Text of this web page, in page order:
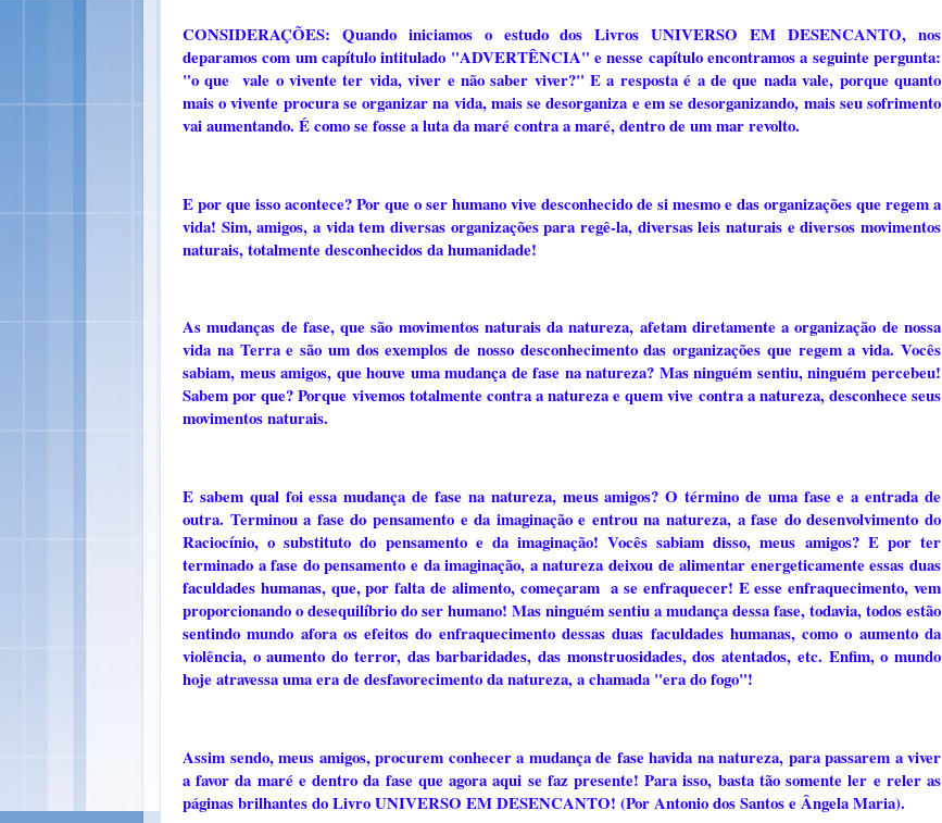
CONSIDERAÇÕES: Quando iniciamos o estudo dos Livros UNIVERSO EM DESENCANTO, nos
deparamos com um capítulo intitulado "ADVERTÊNCIA" e nesse capítulo encontramos a seguinte pergunta:
"o que vale o vivente ter vida, viver e não saber viver?" E a resposta é a de que nada vale, porque quanto
mais o vivente procura se organizar na vida, mais se desorganiza e em se desorganizando, mais seu sofrimento
vai aumentando. É como se fosse a luta da maré contra a maré, dentro de um mar revolto.
E por que isso acontece? Por que o ser humano vive desconhecido de si mesmo e das organizações que regem a
vida! Sim, amigos, a vida tem diversas organizações para regê-la, diversas leis naturais e diversos movimentos
naturais, totalmente desconhecidos da humanidade!
As mudanças de fase, que são movimentos naturais da natureza, afetam diretamente a organização de nossa
vida na Terra e são um dos exemplos de nosso desconhecimento das organizações que regem a vida. Vocês
sabiam, meus amigos, que houve uma mudança de fase na natureza? Mas ninguém sentiu, ninguém percebeu!
Sabem por que? Porque vivemos totalmente contra a natureza e quem vive contra a natureza, desconhece seus
movimentos naturais.
E sabem qual foi essa mudança de fase na natureza, meus amigos? O término de uma fase e a entrada de
outra. Terminou a fase do pensamento e da imaginação e entrou na natureza, a fase do desenvolvimento do
Raciocínio, o substituto do pensamento e da imaginação! Vocês sabiam disso, meus amigos? E por ter
terminado a fase do pensamento e da imaginação, a natureza deixou de alimentar energeticamente essas duas
faculdades humanas, que, por falta de alimento, começaram a se enfraquecer! E esse enfraquecimento, vem
proporcionando o desequilíbrio do ser humano! Mas ninguém sentiu a mudança dessa fase, todavia, todos estão
sentindo mundo afora os efeitos do enfraquecimento dessas duas faculdades humanas, como o aumento da
violência, o aumento do terror, das barbaridades, das monstruosidades, dos atentados, etc. Enfim, o mundo
hoje atravessa uma era de desfavorecimento da natureza, a chamada "era do fogo"!
Assim sendo, meus amigos, procurem conhecer a mudança de fase havida na natureza, para passarem a viver
a favor da maré e dentro da fase que agora aqui se faz presente! Para isso, basta tão somente ler e reler as
páginas brilhantes do Livro UNIVERSO EM DESENCANTO! (Por Antonio dos Santos e Ângela Maria).